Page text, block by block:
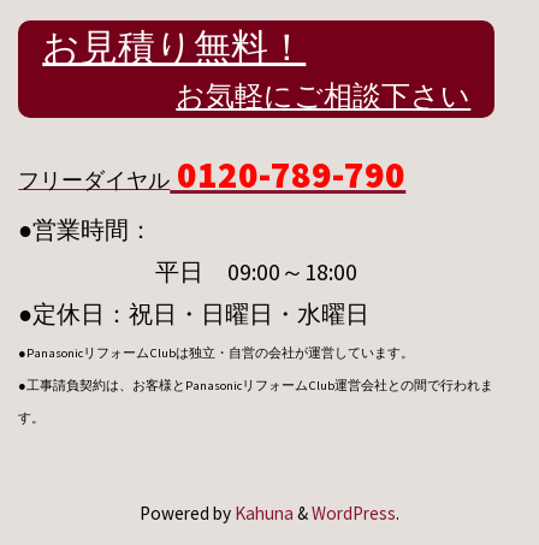
お見積り無料！
お気軽にご相談下さい
フリーダイヤル 0120-789-790
●営業時間：
平日 09:00～18:00
●定休日：祝日・日曜日・水曜日
●PanasonicリフォームClubは独立・自営の会社が運営しています。
●工事請負契約は、お客様とPanasonicリフォームClub運営会社との間で行われま
す。
Powered by Kahuna &WordPress.